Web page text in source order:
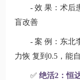
- 效 果：术后
盲改善
- 案 例：东北
力恢 复到0.5，能
✅ 绝活2：恒